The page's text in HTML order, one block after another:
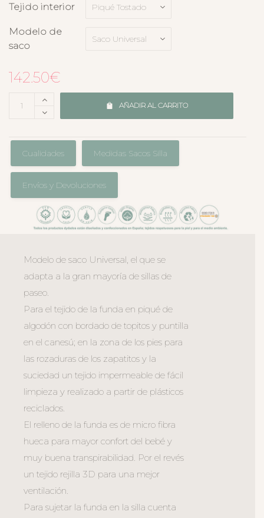
Tejido interior
Modelo de
saco
142.50€
AÑADIR AL CARRITO
Cualidades Medidas Sacos Silla
Envíos y Devoluciones
Modelo de saco Universal, el que se
adapta a la gran mayoría de sillas de
paseo.
Para el tejido de la funda en piqué de
algodón con bordado de topitos y puntilla
en el canesú; en la zona de los pies para
las rozaduras de los zapatitos y la
suciedad un tejido impermeable de fácil
limpieza y realizado a partir de plásticos
reciclados.
El relleno de la funda es de micro fibra
hueca para mayor confort del bebé y
muy buena transpirabilidad. Por el revés
un tejido rejilla 3D para una mejor
ventilación.
Para sujetar la funda en la silla cuenta